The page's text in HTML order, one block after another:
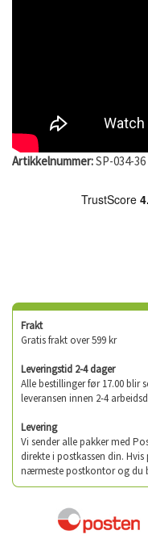
Artikkelnummer:SP-034-36
Frakt
Gratis frakt over 599 kr
Leveringstid 2-4 dager
Alle bestillinger før 17.00 blir
leveransen innen 2-4
Levering
Vi sender alle pakker med
direkte i postkassen din.
nærmeste postkontor og du